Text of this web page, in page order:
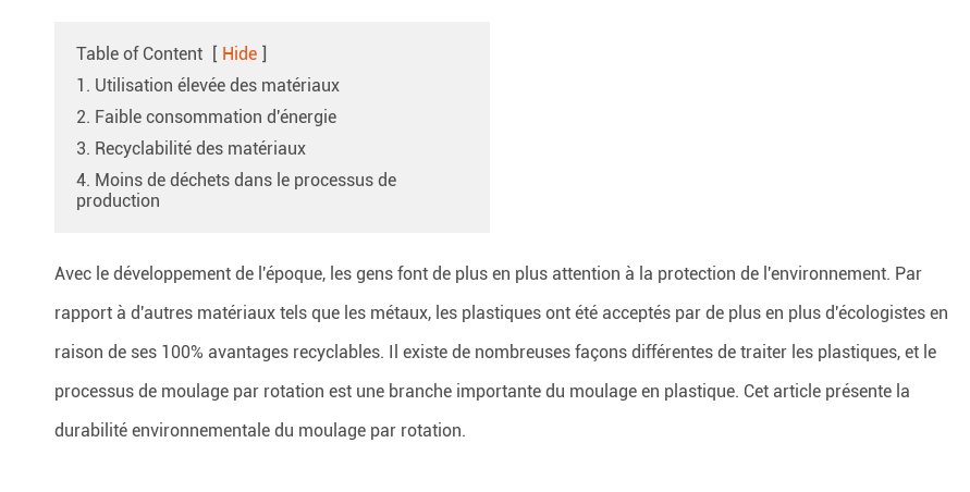
Table of Content [ Hide ]
1. Utilisation élevée des matériaux
2. Faible consommation d'énergie
3. Recyclabilité des matériaux
4. Moins de déchets dans le processus de
production
Avec le développement de l'époque, les gens font de plus en plus attention à la protection de l'environnement. Par
rapport à d'autres matériaux tels que les métaux, les plastiques ont été acceptés par de plus en plus d'écologistes en
raison de ses 100% avantages recyclables. Il existe de nombreuses façons différentes de traiter les plastiques, et le
processus de moulage par rotation est une branche importante du moulage en plastique. Cet article présente la
durabilité environnementale du moulage par rotation.